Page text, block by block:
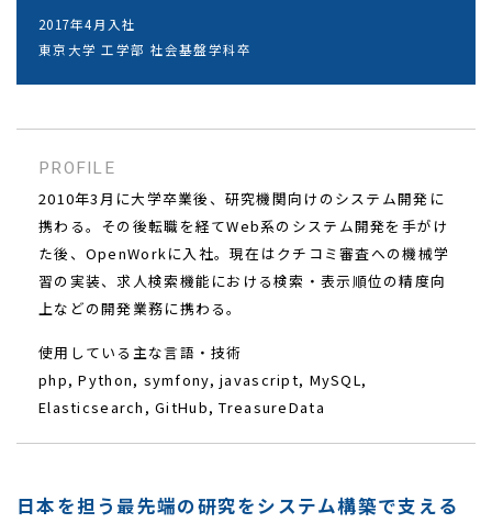
2017年4月入社
東京大学 工学部 社会基盤学科卒
PROFILE
2010年3月に大学卒業後、研究機関向けのシステム開発に
携わる。その後転職を経てWeb系のシステム開発を手がけ
た後、OpenWorkに入社。現在はクチコミ審査への機械学
習の実装、求人検索機能における検索・表示順位の精度向
上などの開発業務に携わる。
使用している主な言語・技術
php, Python, symfony, javascript, MySQL,
Elasticsearch, GitHub, TreasureData
日本を担う最先端の研究をシステム構築で支える